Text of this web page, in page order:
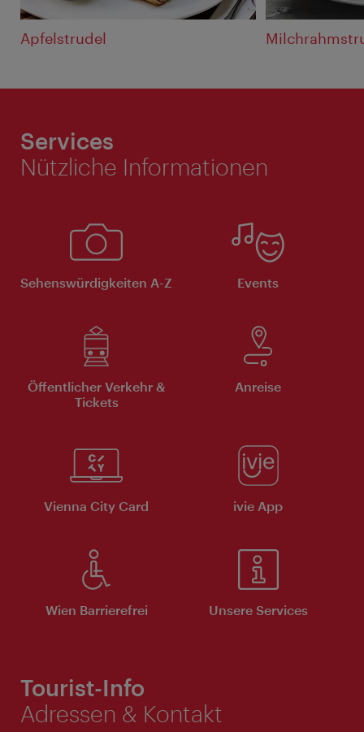
Apfelstrudel
Services
Nützliche Informationen
Sehenswürdigkeiten A-Z Events
Öffentlicher Verkehr &
Tickets
Anreise
Vienna City Card ivie App
Wien Barrierefrei Unsere Services
Tourist-Info
Adressen & Kontakt